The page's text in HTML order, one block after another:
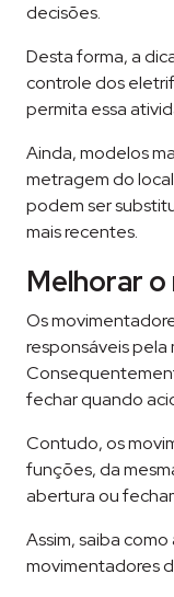
decisões.
Desta forma, a
controle dos
permita essa
Ainda, modelos
metragem do
podem ser
mais recentes.
Melhorar
Os
responsáveis
fechar quando
Contudo, os
funções, da
abertura ou
Assim, saiba
movimentadores